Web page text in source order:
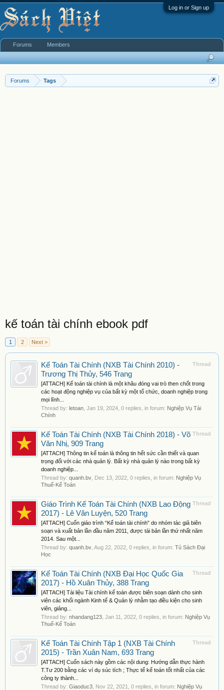
Log in or Sign up
Forums Tags
kế toán tài chính ebook pdf
1 2 Next >
Thread
Kế Toán Tài Chính (NXB Tài Chính 2010) -
Trương Thị Thủy, 546 Trang
[ATTACH] Kế toán tài chính là một khâu đóng vai trò then chốt trong
các hoạt động nghiệp vụ của bất kỳ một tổ chức, doanh nghiệp trong
mọi lĩnh...
Thread by: letoan Jan 19, 2024 , 0 replies, in forum: Nghiệp Vụ Tài
Chính
Thread
Kế Toán Tài Chính (NXB Tài Chính 2018) - Võ
Văn Nhị, 909 Trang
[ATTACH] Thông tin kế toán là thông tin hết sức cần thiết và quan
trọng đối với các nhà quản lý. Bất kỳ nhà quản lý nào trong bất kỳ
doanh nghiệp...
Thread by: quanh.bv Dec 13, 2022 , 0 replies, in forum: Nghiệp Vụ
Thuế-Kế Toán
Thread
Giáo Trình Kế Toán Tài Chính (NXB Lao Động
2017) - Lê Văn Luyện, 520 Trang
[ATTACH] Cuốn giáo trình “Kế toán tài chính” do nhóm tác giả biên
soạn và xuất bản lần đầu năm 2011, được tái bản lần thứ nhất năm
2014. Sau một...
Thread by: quanh.bv Aug 22, 2022 , 0 replies, in forum: Tủ Sách Đại
Học
Thread
Kế Toán Tài Chính (NXB Đại Học Quốc Gia
2017) - Hồ Xuân Thủy, 388 Trang
[ATTACH] Tài liệu Tài chính kế toán được biên soạn dành cho sinh
viên các khối ngành Kinh tế & Quản lý nhằm tạo điều kiện cho sinh
viên, giảng...
Thread by: nhandang123 Jan 11, 2022 , 0 replies, in forum: Nghiệp Vụ
Thuế-Kế Toán
Thread
Kế Toán Tài Chính Tập 1 (NXB Tài Chính
2015) - Trần Xuân Nam, 693 Trang
[ATTACH] Cuốn sách này gồm các nội dung: Hướng dẫn thực hành
T.Tư 200 bằng các ví dụ súc tích ; Thực tế kế toán tốt nhất của các
công ty thành...
Thread by: Giaoduc3 Nov 22, 2021 , 0 replies, in forum: Nghiệp Vụ
Forums Members